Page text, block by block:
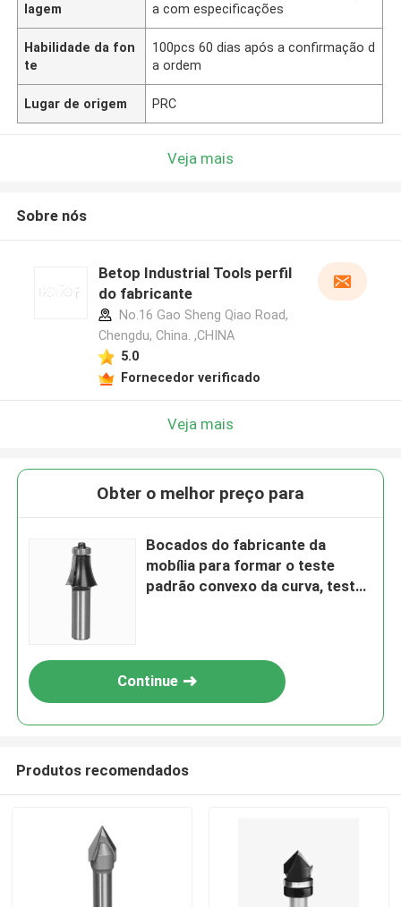
lagem
a com especificações
Habilidade da fon
te
100pcs 60 dias após a confirmação d
a ordem
Lugar de origem PRC
Veja mais
Sobre nós
Betop Industrial Tools perfil
do fabricante
No.16 Gao Sheng Qiao Road,
Chengdu, China. ,CHINA
5.0
Fornecedor verificado
Veja mais
Obter o melhor preço para
Bocados do fabricante da
mobília para formar o teste
padrão convexo da curva, teste
Continue
Produtos recomendados